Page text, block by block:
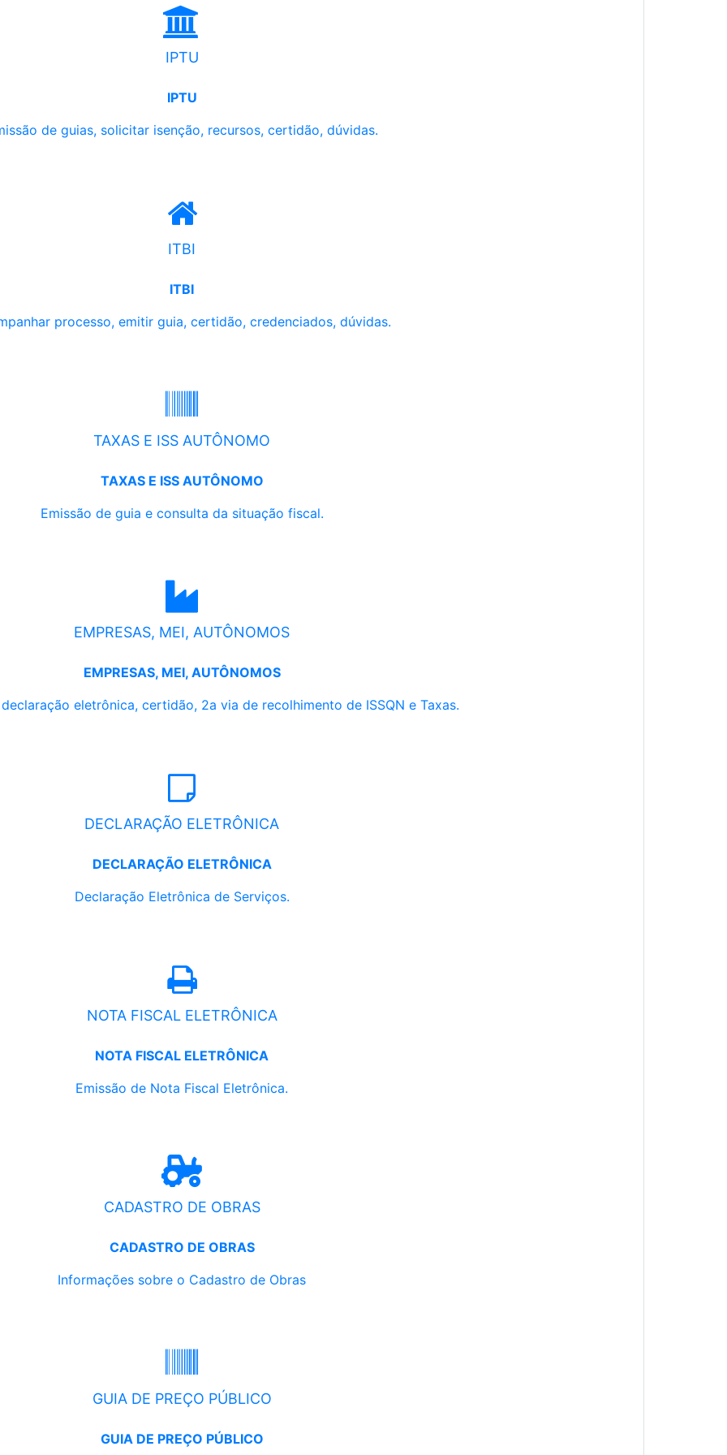
IPTU
IPTU
de guias, solicitar isenção, recursos, certidão, dúvidas.
ITBI
ITBI
processo, emitir guia, certidão, credenciados, dúvidas.
TAXAS E ISS AUTÔNOMO
TAXAS E ISS AUTÔNOMO
Emissão de guia e consulta da situação fiscal.
EMPRESAS, MEI, AUTÔNOMOS
EMPRESAS, MEI, AUTÔNOMOS
eletrônica, certidão, 2a via de recolhimento de ISSQN e Taxas.
DECLARAÇÃO ELETRÔNICA
DECLARAÇÃO ELETRÔNICA
Declaração Eletrônica de Serviços.
NOTA FISCAL ELETRÔNICA
NOTA FISCAL ELETRÔNICA
Emissão de Nota Fiscal Eletrônica.
CADASTRO DE OBRAS
CADASTRO DE OBRAS
Informações sobre o Cadastro de Obras
GUIA DE PREÇO PÚBLICO
GUIA DE PREÇO PÚBLICO